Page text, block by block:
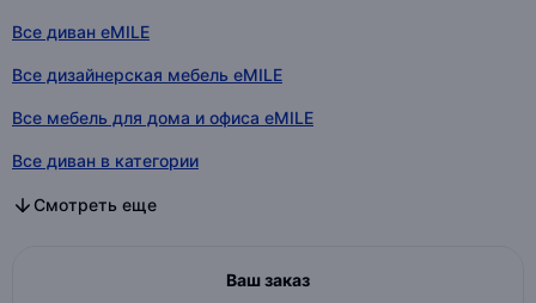
Все диван eMILE
Все дизайнерская мебель eMILE
Все мебель для дома и офиса eMILE
Все диван в категории
Все дизайнерская мебель в категории
Все мебель для дома и офиса в категории
Смотреть еще
Ваш заказ